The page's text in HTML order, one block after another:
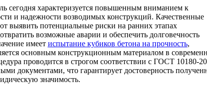
сегодня характеризуется повышенным вниманием к
и надежности возводимых конструкций. Качественные
выявить потенциальные риски на ранних этапах
возможные аварии и обеспечить долговечность
имеет испытание кубиков бетона на прочность,
основным конструкционным материалом в
проводится в строгом соответствии с ГОСТ 10180-
документами, что гарантирует достоверность
значимость.